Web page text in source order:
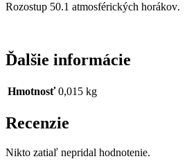
Rozostup 50.1 atmosférických horákov.
Ďalšie informácie
Hmotnosť 0,015 kg
Recenzie
Nikto zatiaľ nepridal hodnotenie.